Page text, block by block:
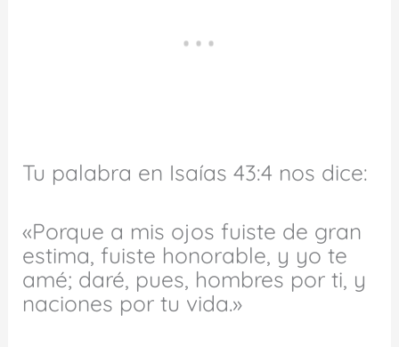
Tu palabra en Isaías 43:4 nos dice:
«Porque a mis ojos fuiste de gran
estima, fuiste honorable, y yo te
amé; daré, pues, hombres por ti, y
naciones por tu vida.»